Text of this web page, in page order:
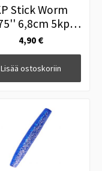
Stick Worm
6,8cm 5kpl
007
4,90 €
Lisää ostoskoriin